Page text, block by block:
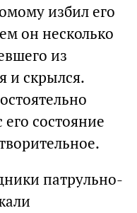
избил его
он несколько
из
и скрылся.
состояние
патрульно-